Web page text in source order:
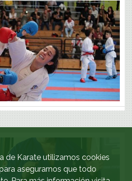
CADETE Y JUNIOR
SUB-21 -2019
de Karate utilizamos cookies
asegurarnos que todo